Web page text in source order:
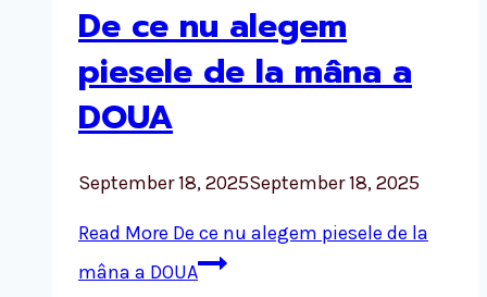
De ce nu alegem
piesele de la mâna a
DOUA
September 18, 2025September 18, 2025
Read More De ce nu alegem piesele de la
mâna a DOUA